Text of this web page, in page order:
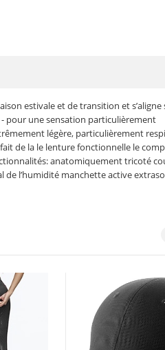
estivale et de transition et s’aligne
pour une sensation particulièrement
légère, particulièrement
de la le lenture fonctionnelle le
anatomiquement tricoté
l’humidité manchette active